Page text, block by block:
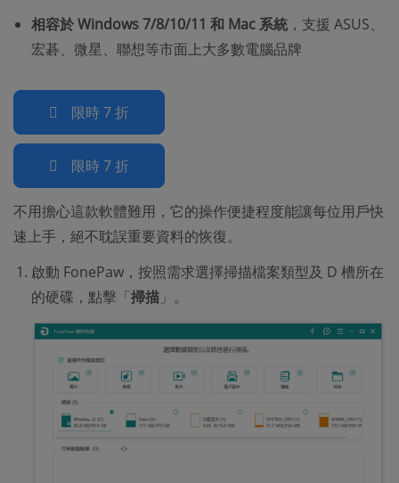
相容於 Windows 7/8/10/11 和 Mac 系統 ，支援 ASUS、
宏碁、微星、聯想等市面上大多數電腦品牌
限時 7 折
限時 7 折
不用擔心這款軟體難用，它的操作便捷程度能讓每位用戶快
速上手，絕不耽誤重要資料的恢復。
啟動 FonePaw，按照需求選擇掃描檔案類型及 D 槽所在
的硬碟，點擊「掃描 」。